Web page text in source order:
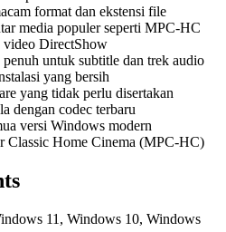
format dan ekstensi file
media populer seperti MPC-HC
DirectShow
untuk subtitle dan trek audio
yang bersih
yang tidak perlu disertakan
dengan codec terbaru
versi Windows modern
Classic Home Cinema (MPC-HC)
11, Windows 10, Windows